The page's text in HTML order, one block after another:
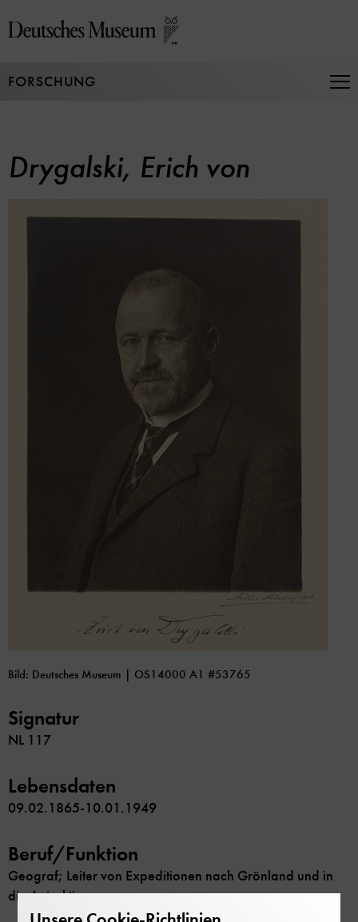
zum
FORSCHUNG
Drygalski, Erich von
Bild: Deutsches Museum | OS14000 A1 #53765
Signatur
NL 117
Lebensdaten
09.02.1865-10.01.1949
Beruf/Funktion
Geograf; Leiter von Expeditionen nach Grönland und in
die Antarktis